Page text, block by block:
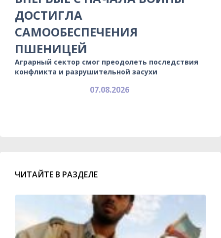
ДОСТИГЛА
САМООБЕСПЕЧЕНИЯ
ПШЕНИЦЕЙ
Аграрный сектор смог преодолеть последствия
конфликта и разрушительной засухи
07.08.2026
ЧИТАЙТЕ В РАЗДЕЛЕ